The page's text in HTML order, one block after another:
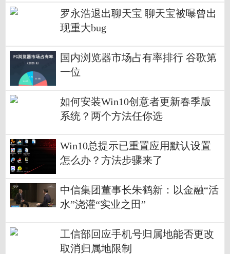
罗永浩退出聊天宝 聊天宝被曝曾出
现重大bug
国内浏览器市场占有率排行 谷歌第
一位
如何安装Win10创意者更新春季版
系统？两个方法任你选
Win10总提示已重置应用默认设置
怎么办？方法步骤来了
中信集团董事长朱鹤新：以金融“活
水”浇灌“实业之田”
工信部回应手机号归属地能否更改
取消归属地限制